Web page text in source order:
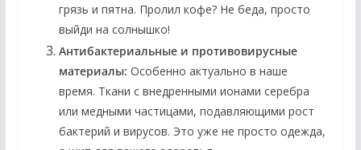
грязь и пятна. Пролил кофе? Не беда, просто
выйди на солнышко!
Антибактериальные и противовирусные
материалы: Особенно актуально в наше
время. Ткани с внедренными ионами серебра
или медными частицами, подавляющими рост
бактерий и вирусов. Это уже не просто одежда,